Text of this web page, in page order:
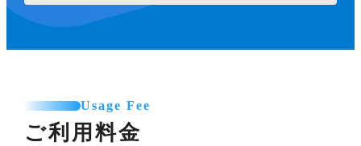
Usage Fee
ご利用料金